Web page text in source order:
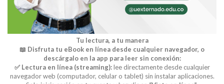
Tu lectura, a tu manera
📖 Disfruta tu eBook en línea desde cualquier navegador, o
descárgalo en la app para leer sin conexión:
✅ Lectura en línea (streaming):lee directamente desde cualquier
navegador web (computador, celular o tablet) sin instalar aplicaciones.